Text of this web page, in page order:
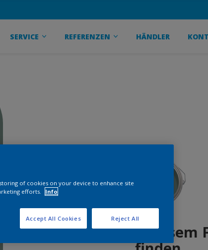
SERVICE REFERENZEN HÄNDLER
Produkte in diesem
of cookies on your device to enhance site
efforts.
Info
Reject All
Accept All Cookies